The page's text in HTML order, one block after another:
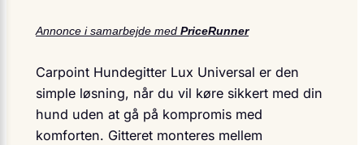
Annonce i samarbejde med PriceRunner
Carpoint Hundegitter Lux Universal er den
simple løsning, når du vil køre sikkert med din
hund uden at gå på kompromis med
komforten. Gitteret monteres mellem